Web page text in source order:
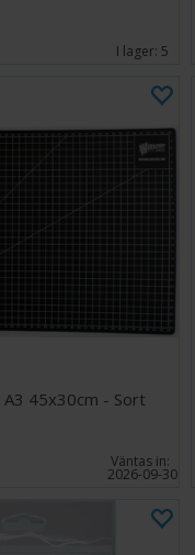
I lager: 5
45x30cm - Sort
Väntas in:
2026-09-30